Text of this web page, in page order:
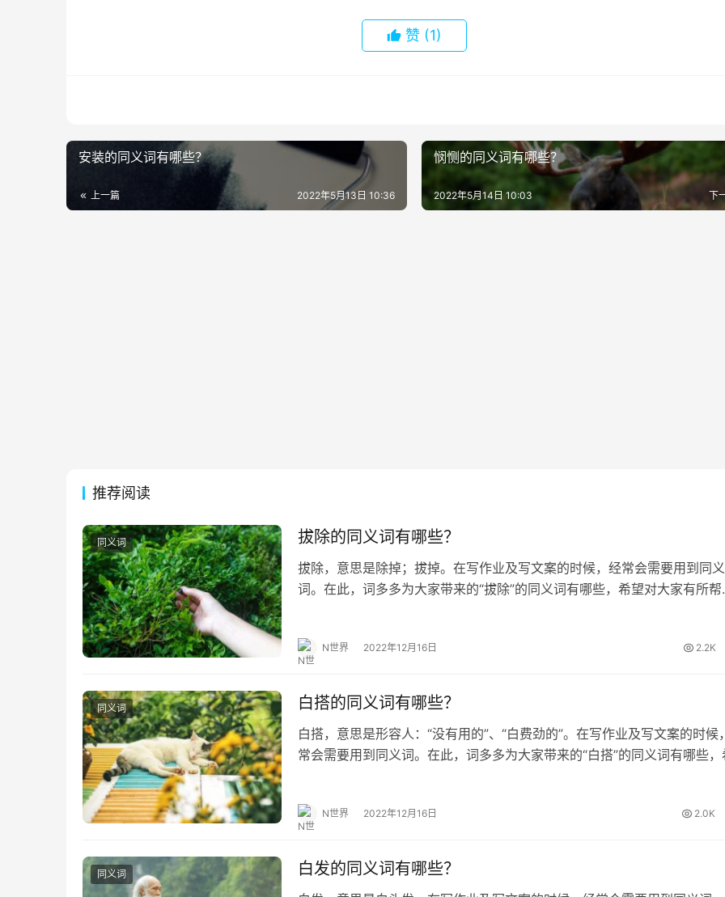
赞 (1)
安装的同义词有哪些？
上一篇 2022年5月13日 10:36
悯恻的同义词有哪些？
下
2022年5月14日 10:03
推荐阅读
同义词 拔除的同义词有哪些？
拔除，意思是除掉；拔掉。在写作业及写文案的时候，经常会需要用到同义
词。在此，词多多为大家带来的“拔除”的同义词有哪些，希望对大家有所帮
N世界 2022年12月16日 2.2K
同义词 白搭的同义词有哪些？
白搭，意思是形容人：“没有用的”、“白费劲的”。在写作业及写文案的时候
常会需要用到同义词。在此，词多多为大家带来的“白搭”的同义词有哪些，
N世界 2022年12月16日 2.0K
同义词 白发的同义词有哪些？